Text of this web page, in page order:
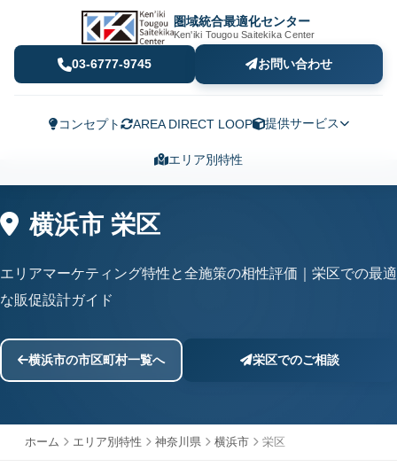
圏域統合最適化センター
Ken'iki Tougou Saitekika Center
03-6777-9745 お問い合わせ
コンセプト AREA DIRECT LOOP 提供サービス
エリア別特性
横浜市 栄区
エリアマーケティング特性と全施策の相性評価｜栄区での最適
な販促設計ガイド
横浜市の市区町村一覧へ 栄区でのご相談
ホーム エリア別特性 神奈川県 横浜市 栄区